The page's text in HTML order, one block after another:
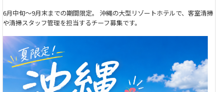
6月中旬～9月末までの期間限定。 沖縄の大型リゾートホテルで、客室清掃
や清掃スタッフ管理を担当するチーフ募集です。